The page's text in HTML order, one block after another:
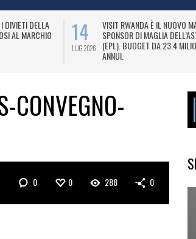
DIVIETI DELLA
AL MARCHIO
14
LUG 2026
VISIT RWANDA È IL NUOVO
SPONSOR DI MAGLIA
(EPL). BUDGET DA 23.4
ANNUI.
CONVEGNO-
0 0 288 0